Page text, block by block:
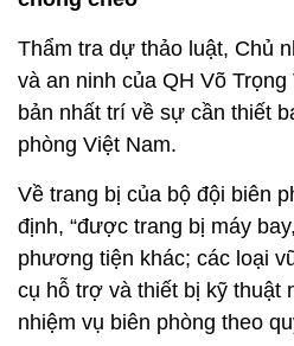
Thẩm tra dự thảo luật, Chủ
và an ninh của QH Võ
bản nhất trí về sự cần thiết
phòng Việt Nam.
Về trang bị của bộ đội biên
định, “được trang bị máy
phương tiện khác; các loại
cụ hỗ trợ và thiết bị kỹ thuật
nhiệm vụ biên phòng theo